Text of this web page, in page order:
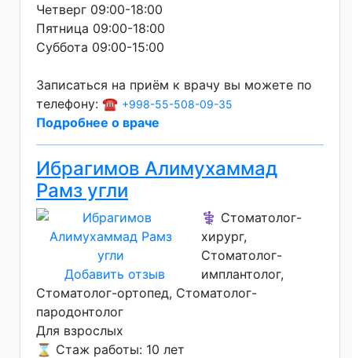
Четверг 09:00-18:00
Пятница 09:00-18:00
Суббота 09:00-15:00
Записаться на приём к врачу вы можете по
телефону: ☎️ +998-55-508-09-35
Подробнее о враче
Ибрагимов Алимухаммад
Рамз угли
Добавить отзыв
⚕️ Стоматолог-
хирург,
Стоматолог-
имплантолог,
Стоматолог-ортопед, Стоматолог-
пародонтолог
Для взрослых
⌛ Стаж работы: 10 лет